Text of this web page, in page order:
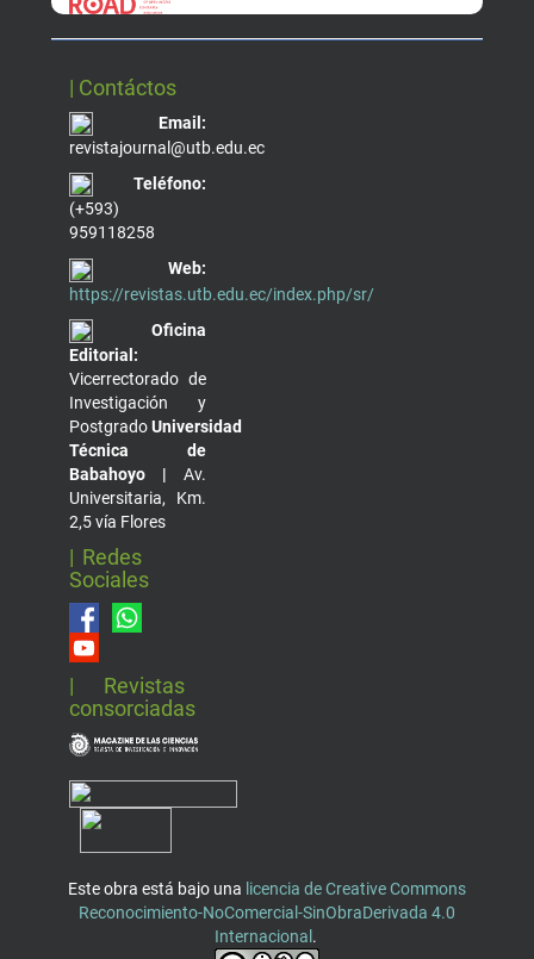
| Contáctos
Email:
revistajournal@utb.edu.ec
Teléfono:
(+593)
959118258
Web:
https://revistas.utb.edu.ec/index.php/sr/
Oficina
Editorial:
Vicerrectorado de
Investigación y
PostgradoUniversidad
Técnica de
Babahoyo | Av.
Universitaria, Km.
2,5 vía Flores
| Redes
Sociales
| Revistas
consorciadas
Este obra está bajo una licencia de Creative Commons
Reconocimiento-NoComercial-SinObraDerivada 4.0
Internacional .